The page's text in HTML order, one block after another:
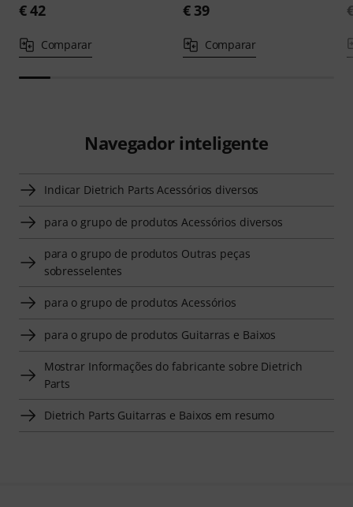
€ 42
Comparar
€ 39
Comparar
Navegador inteligente
Indicar Dietrich Parts Acessórios diversos
para o grupo de produtos Acessórios diversos
para o grupo de produtos Outras peças
sobresselentes
para o grupo de produtos Acessórios
para o grupo de produtos Guitarras e Baixos
Mostrar Informações do fabricante sobre Dietrich
Parts
Dietrich Parts Guitarras e Baixos em resumo